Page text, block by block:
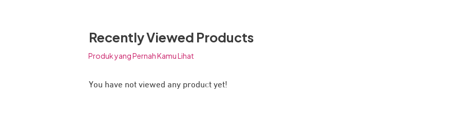
Recently Viewed Products
Produk yang Pernah Kamu Lihat
You have not viewed any product yet!